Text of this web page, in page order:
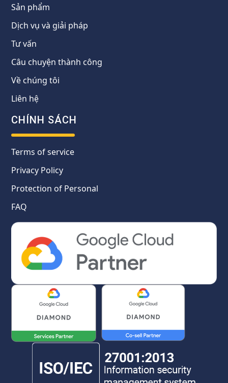
Sản phẩm
Dịch vụ và giải pháp
Tư vấn
Câu chuyện thành công
Về chúng tôi
Liên hệ
CHÍNH SÁCH
Terms of service
Privacy Policy
Protection of Personal
FAQ